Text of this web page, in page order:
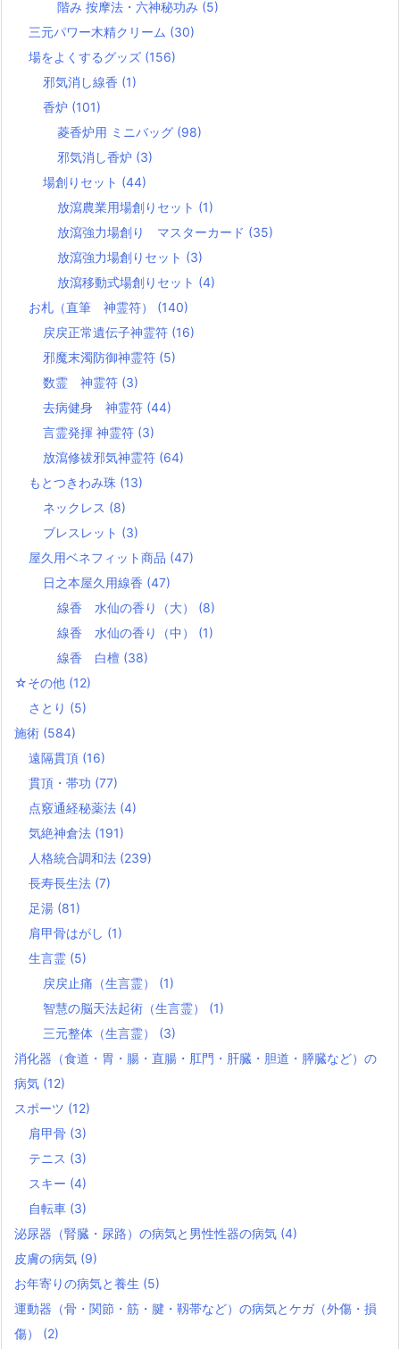
階み 按摩法・六神秘功み (5)
三元パワー木精クリーム (30)
場をよくするグッズ (156)
邪気消し線香 (1)
香炉 (101)
菱香炉用 ミニバッグ (98)
邪気消し香炉 (3)
場創りセット (44)
放瀉農業用場創りセット (1)
放瀉強力場創り マスターカード (35)
放瀉強力場創りセット (3)
放瀉移動式場創りセット (4)
お札（直筆 神霊符） (140)
戻戻正常遺伝子神霊符 (16)
邪魔末濁防御神霊符 (5)
数霊 神霊符 (3)
去病健身 神霊符 (44)
言霊発揮 神霊符 (3)
放瀉修祓邪気神霊符 (64)
もとつきわみ珠 (13)
ネックレス (8)
ブレスレット (3)
屋久用ベネフィット商品 (47)
日之本屋久用線香 (47)
線香 水仙の香り（大） (8)
線香 水仙の香り（中） (1)
線香 白檀 (38)
☆その他 (12)
さとり (5)
施術 (584)
遠隔貫頂 (16)
貫頂・帯功 (77)
点竅通経秘薬法 (4)
気絶神倉法 (191)
人格統合調和法 (239)
長寿長生法 (7)
足湯 (81)
肩甲骨はがし (1)
生言霊 (5)
戻戻止痛（生言霊） (1)
智慧の脳天法起術（生言霊） (1)
三元整体（生言霊） (3)
消化器（食道・胃・腸・直腸・肛門・肝臓・胆道・膵臓など）の
病気 (12)
スポーツ (12)
肩甲骨 (3)
テニス (3)
スキー (4)
自転車 (3)
泌尿器（腎臓・尿路）の病気と男性性器の病気 (4)
皮膚の病気 (9)
お年寄りの病気と養生 (5)
運動器（骨・関節・筋・腱・靱帯など）の病気とケガ（外傷・損
傷） (2)